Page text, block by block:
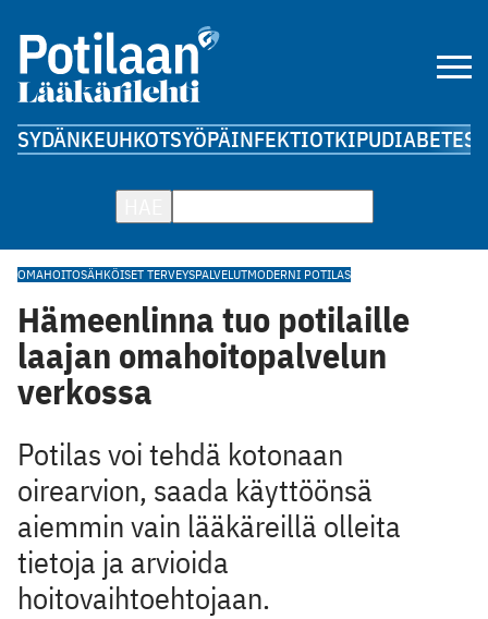
SYDÄNKEUHKOTSYÖPÄINFEKTIOTKIPUDIABETES
OMAHOITOSÄHKÖISET TERVEYSPALVELUTMODERNI POTILAS
Hämeenlinna tuo potilaille
laajan omahoitopalvelun
verkossa
Potilas voi tehdä kotonaan
oirearvion, saada käyttöönsä
aiemmin vain lääkäreillä olleita
tietoja ja arvioida
hoitovaihtoehtojaan.